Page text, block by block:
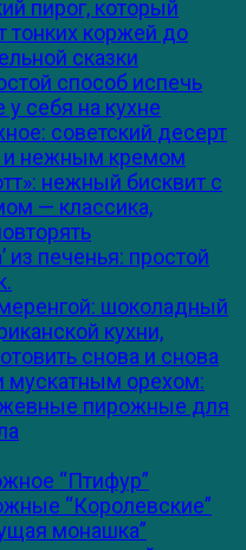
пирог, который
тонких коржей до
сказки
способ испечь
у себя на кухне
советский десерт
и нежным кремом
нежный бисквит с
— классика,
печенья: простой
шоколадный
кухни,
снова и снова
мускатным орехом:
пирожные для
“Птифур”
“Королевские”
монашка”